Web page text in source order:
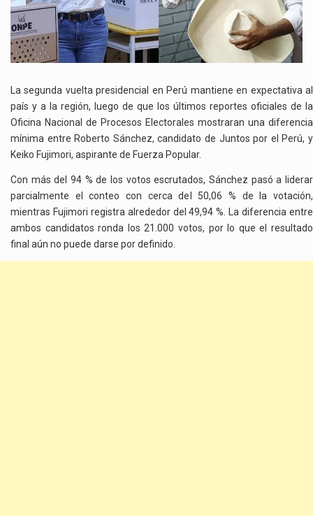
La segunda vuelta presidencial en Perú mantiene en expectativa al
país y a la región, luego de que los últimos reportes oficiales de la
Oficina Nacional de Procesos Electorales mostraran una diferencia
mínima entre Roberto Sánchez, candidato de Juntos por el Perú, y
Keiko Fujimori, aspirante de Fuerza Popular.
Con más del 94 % de los votos escrutados, Sánchez pasó a liderar
parcialmente el conteo con cerca del 50,06 % de la votación,
mientras Fujimori registra alrededor del 49,94 %. La diferencia entre
ambos candidatos ronda los 21.000 votos, por lo que el resultado
final aún no puede darse por definido.